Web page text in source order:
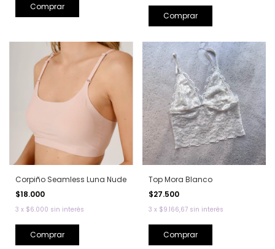
Comprar
Comprar
Corpiño Seamless Luna Nude
$18.000
3 x $6.000 sin interés
Comprar
Top Mora Blanco
$27.500
3 x $9.166,67 sin interés
Comprar